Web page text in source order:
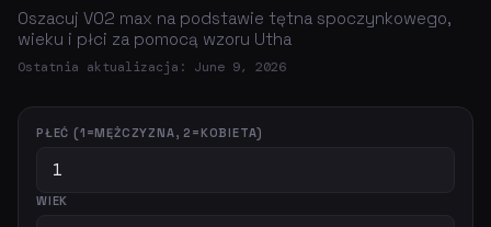
Oszacuj VO2 max na podstawie tętna spoczynkowego,
wieku i płci za pomocą wzoru Utha
Ostatnia aktualizacja: June 9, 2026
PŁEĆ (1=MĘŻCZYZNA, 2=KOBIETA)
WIEK